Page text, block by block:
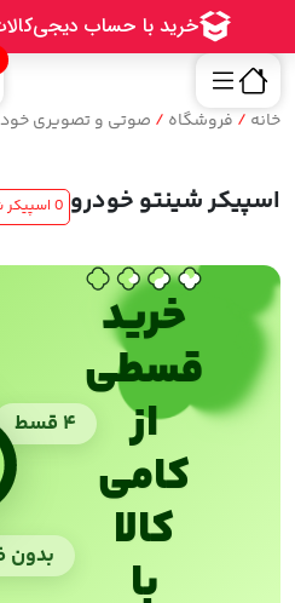
خانه / فروشگاه / صوتی و تصویری
اسپیکر شینتو خودرو 0 اسپیکر شینتو خودرو
خرید
قسطی
از
کامی
کالا
با
۴ قسط
بدون